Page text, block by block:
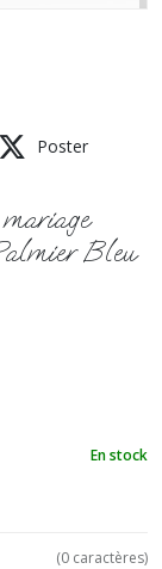
Poster
Bleu
En stock
(0 caractères)